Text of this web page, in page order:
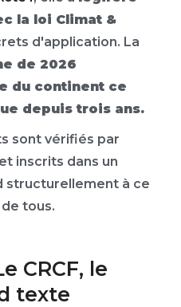
la loi Climat &
d'application. La
de 2026
du continent ce
depuis trois ans.
sont vérifiés par
inscrits dans un
structurellement à ce
tous.
CRCF, le
texte